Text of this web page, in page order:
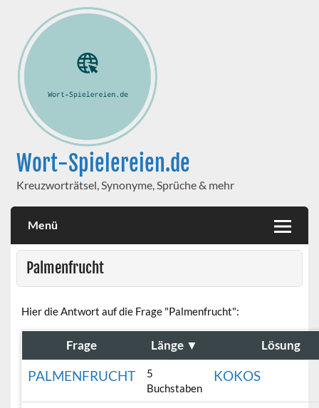
Wort-Spielereien.de
Kreuzworträtsel, Synonyme, Sprüche & mehr
Menü
Palmenfrucht
Hier die Antwort auf die Frage "Palmenfrucht":
Frage Länge ▼ Lösung
PALMENFRUCHT
5
Buchstaben
KOKOS